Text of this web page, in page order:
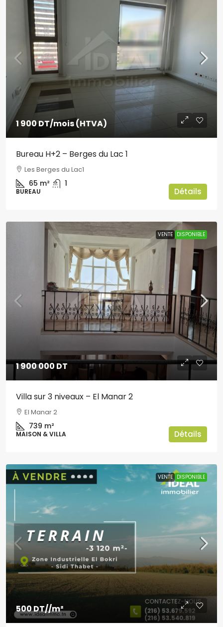
1 900 DT/mois (HTVA)
Bureau H+2 – Berges du Lac 1
Les Berges du Lac1
65 m² 1
BUREAU Détails
VENTE DISPONIBLE
1 900 000 DT
Villa sur 3 niveaux – El Manar 2
El Manar 2
739 m²
MAISON & VILLA Détails
VENTE DISPONIBLE
500 DT//m²